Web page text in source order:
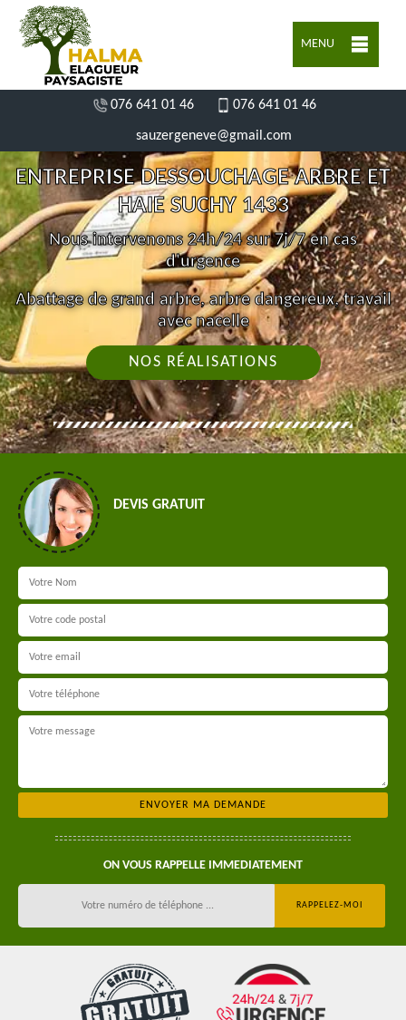
MENU
076 641 01 46 076 641 01 46
sauzergeneve@gmail.com
ENTREPRISE DESSOUCHAGE ARBRE ET
HAIE SUCHY 1433
Nous intervenons 24h/24 sur 7j/7 en cas
d'urgence
Abattage de grand arbre, arbre dangereux, travail
avec nacelle
NOS RÉALISATIONS
DEVIS GRATUIT
ON VOUS RAPPELLE IMMEDIATEMENT